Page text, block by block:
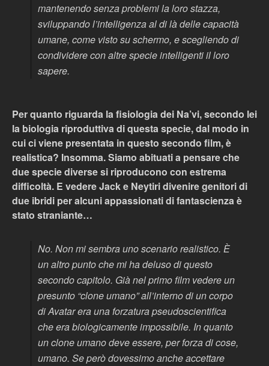
mantenendo senza problemi la loro stazza,
sviluppando l’intelligenza al di là delle capacità
umane, come visto su schermo, e scegliendo di
condividere con altre specie intelligenti il loro
sapere.
Per quanto riguarda la fisiologia dei Na’vi, secondo lei
la biologia riproduttiva di questa specie, dal modo in
cui ci viene presentata in questo secondo film, è
realistica? Insomma. Siamo abituati a pensare che
due specie diverse si riproducono con estrema
difficoltà. E vedere Jack e Neytiri divenire genitori di
due ibridi per alcuni appassionati di fantascienza è
stato straniante…
No. Non mi sembra uno scenario realistico. È
un altro punto che mi ha deluso di questo
secondo capitolo. Già nel primo film vedere un
presunto “clone umano” all’interno di un corpo
di Avatar era una forzatura pseudoscientifica
che era biologicamente impossibile. In quanto
un clone umano deve essere, per forza di cose,
umano. Se però dovessimo anche accettare